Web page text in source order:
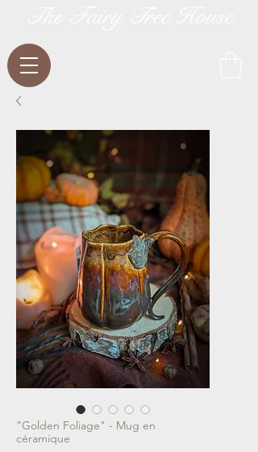
"Golden Foliage" - Mug en
céramique